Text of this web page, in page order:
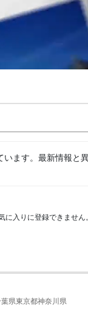
ます。最新情報と
入りに登録できません。
県東京都神奈川県